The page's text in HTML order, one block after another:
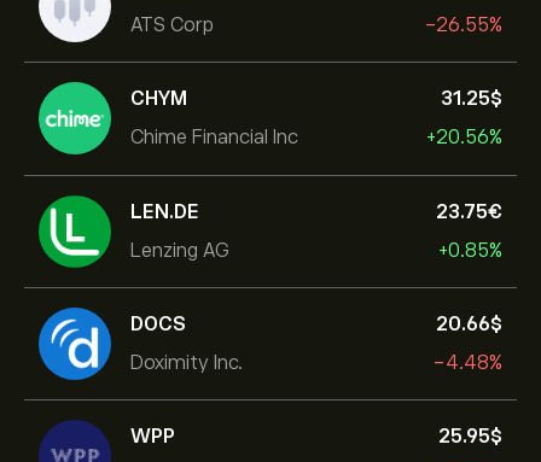
ATS Corp
-26.55%
CHYM
Chime Financial Inc
31.25‎$‎
+20.56%
LEN.DE
Lenzing AG
23.75‎€‎
+0.85%
DOCS
Doximity Inc.
20.66‎$‎
-4.48%
WPP
25.95‎$‎